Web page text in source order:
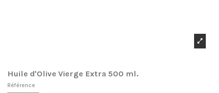
Huile d'Olive Vierge Extra 500 ml.
Référence